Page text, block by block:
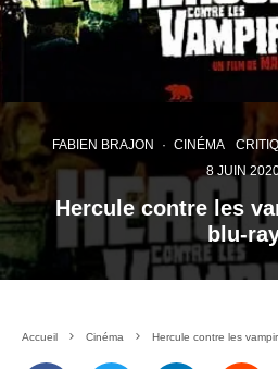
FABIEN BRAJON · CINÉMA
8 JUIN
Hercule contre les
blu-
Accueil Cinéma Hercule contre les